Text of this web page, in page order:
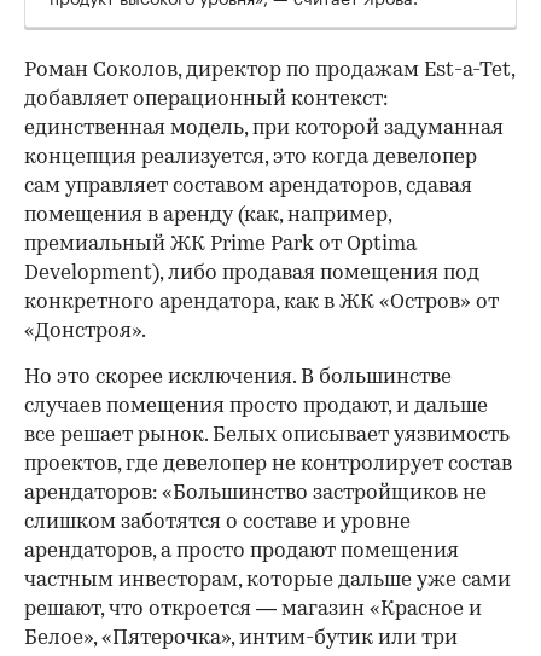
Роман Соколов, директор по продажам Est-a-Tet,
добавляет операционный контекст:
единственная модель, при которой задуманная
концепция реализуется, это когда девелопер
сам управляет составом арендаторов, сдавая
помещения в аренду (как, например,
премиальный ЖК Prime Park от Optima
Development), либо продавая помещения под
конкретного арендатора, как в ЖК «Остров» от
«Донстроя».
Но это скорее исключения. В большинстве
случаев помещения просто продают, и дальше
все решает рынок. Белых описывает уязвимость
проектов, где девелопер не контролирует состав
арендаторов: «Большинство застройщиков не
слишком заботятся о составе и уровне
арендаторов, а просто продают помещения
частным инвесторам, которые дальше уже сами
решают, что откроется — магазин «Красное и
Белое», «Пятерочка», интим-бутик или три